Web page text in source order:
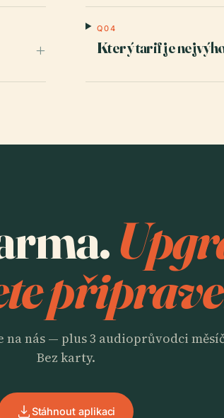
+
Q04
Který tarif je
na nás — plus 3 audioprůvodci
Bez karty.
Stáhnout aplikaci